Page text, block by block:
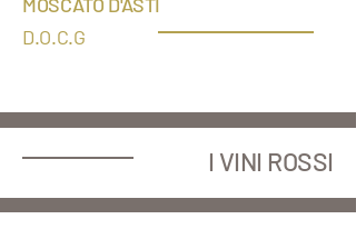
D.O.C.G
I VINI ROSSI